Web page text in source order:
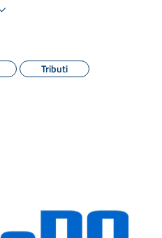
Tributi